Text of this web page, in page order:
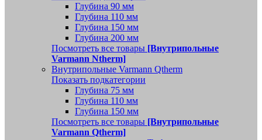
Глубина 90 мм
Глубина 110 мм
Глубина 150 мм
Глубина 200 мм
Посмотреть все товары [Внутрипольные
Varmann Ntherm]
Внутрипольные Varmann Qtherm
Показать подкатегории
Глубина 75 мм
Глубина 110 мм
Глубина 150 мм
Посмотреть все товары [Внутрипольные
Varmann Qtherm]